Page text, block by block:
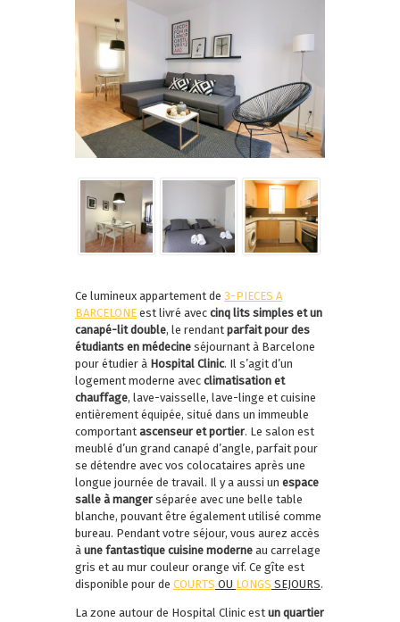
Ce lumineux appartement de 3-PIECES A
BARCELONE est livré avec cinq lits simples et un
canapé-lit double, le rendant parfait pour des
étudiants en médecine séjournant à Barcelone
pour étudier à Hospital Clinic. Il s’agit d’un
logement moderne avec climatisation et
chauffage, lave-vaisselle, lave-linge et cuisine
entièrement équipée, situé dans un immeuble
comportant ascenseur et portier. Le salon est
meublé d’un grand canapé d’angle, parfait pour
se détendre avec vos colocataires après une
longue journée de travail. Il y a aussi un espace
salle à manger séparée avec une belle table
blanche, pouvant être également utilisé comme
bureau. Pendant votre séjour, vous aurez accès
à une fantastique cuisine moderne au carrelage
gris et au mur couleur orange vif. Ce gîte est
disponible pour de COURTS OU LONGS SEJOURS.
La zone autour de Hospital Clinic est un quartier